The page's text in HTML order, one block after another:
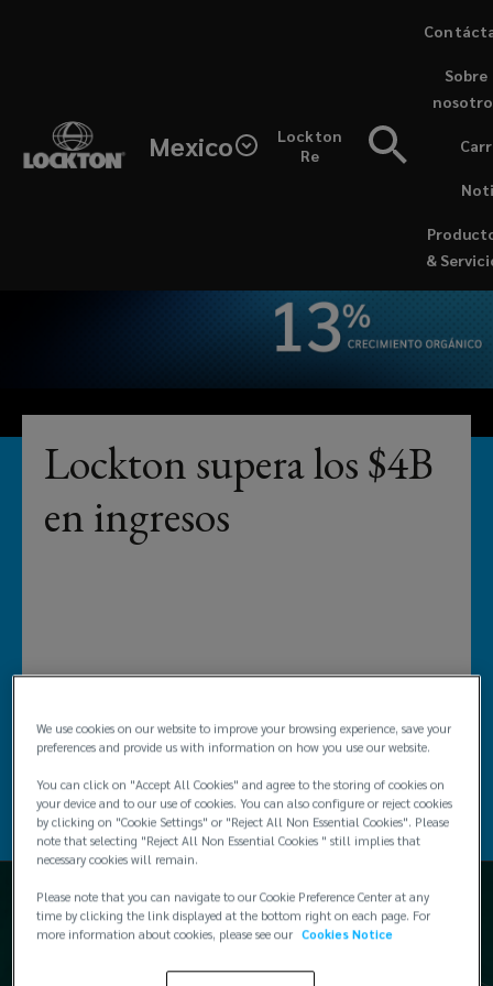
Mexico
Lockton
Re
&
Sobre
Estamos
ayudarte
gestión
beneficios
para
empleados,
fianzas,
flotillas
de
Lockton supera los $4B
en ingresos
1 /5
We use cookies on our website to improve your browsing experience, save your
preferences and provide us with information on how you use our website.
You can click on "Accept All Cookies" and agree to the storing of cookies on
your device and to our use of cookies. You can also configure or reject cookies
by clicking on "Cookie Settings" or "Reject All Non Essential Cookies". Please
note that selecting "Reject All Non Essential Cookies " still implies that
necessary cookies will remain.
Please note that you can navigate to our Cookie Preference Center at any
time by clicking the link displayed at the bottom right on each page. For
more information about cookies, please see our Cookies Notice